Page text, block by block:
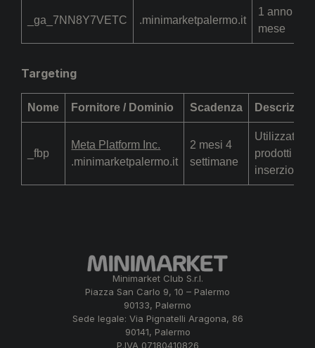
_ga_7NN8Y7VETC .minimarketpalermo.it
1 anno 1
mese
Targeting
Nome Fornitore / Dominio Scadenza
_fbp
Meta Platform Inc.
.minimarketpalermo.it
2 mesi 4
settimane
Utilizzato
prodotti
Minimarket Club S.r.l.
Piazza San Carlo 9, 10 – Palermo
90133, Palermo
Sede legale: Via Pignatelli Aragona, 86
90141, Palermo
P.IVA 07180410826